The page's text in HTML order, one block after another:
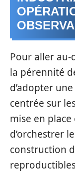
Pour aller
la pérennité
d’adopter
centrée sur
mise en place
d’orchestrer
construction